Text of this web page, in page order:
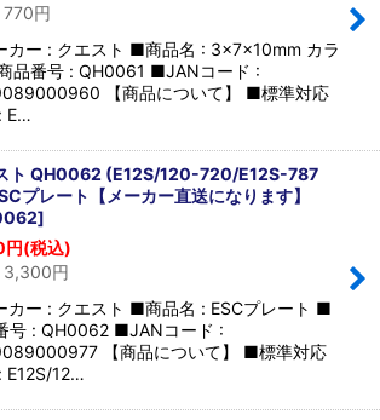
770円
カー : クエスト ■商品名 : 3×7×10mm カラ
品番号 : QH0061 ■JANコード :
【商品について】 ■標準対応
E…
ト QH0062 (E12S/120-720/E12S-787
プレート【メーカー直送になります】
]
円(税込)
3,300円
カー : クエスト ■商品名 : ESCプレート ■
号 : QH0062 ■JANコード :
【商品について】 ■標準対応
E12S/12…